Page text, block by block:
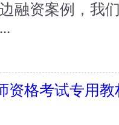
融资案例，我
资格考试专用